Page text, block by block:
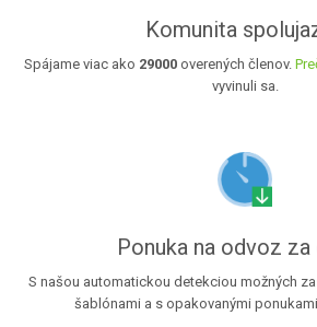
Komunita
Spájame viac ako 29000 overených členov.
vyvinuli sa.
Ponuka na odvoz
S našou automatickou detekciou možných
šablónami a s opakovanými